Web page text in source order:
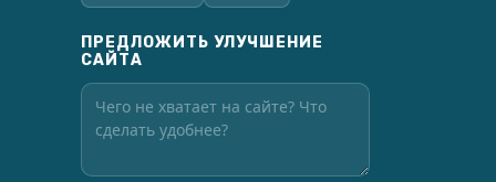
ПРЕДЛОЖИТЬ УЛУЧШЕНИЕ
САЙТА